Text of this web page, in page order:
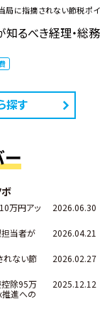
に指摘されない節税ポイ
るべき経理・総務
探す
ー
万円アッ
2026.06.30
担当者が
2026.04.21
ない節
2026.02.27
控除95万
推進への
2025.12.12